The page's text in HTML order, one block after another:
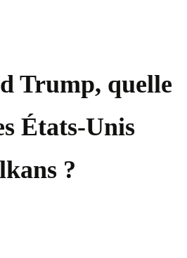
Trump, quelle
États-Unis
?